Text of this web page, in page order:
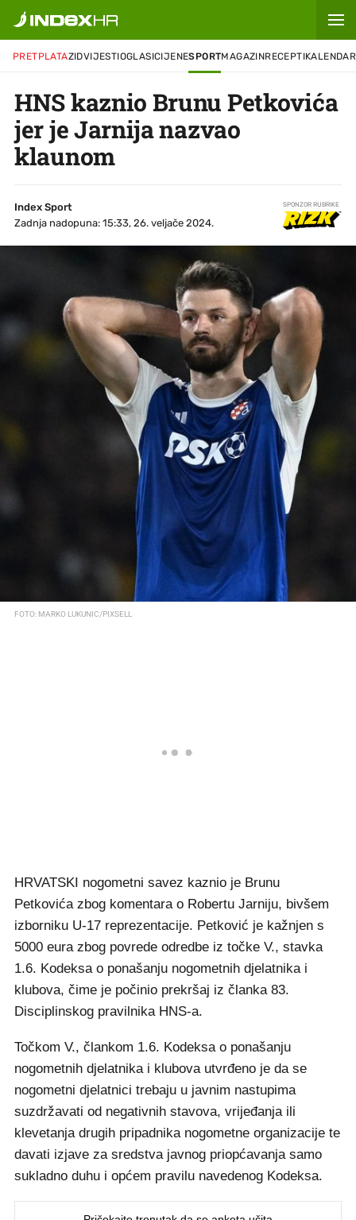
PRETPLATAZIDVIJESTIOGLASICIJENESPORTMAGAZINRECEPTIKALENDAR
HNS kaznio Brunu Petkovića
jer je Jarnija nazvao
klaunom
Index Sport
Zadnja nadopuna: 15:33, 26. veljače 2024.
SPONZOR RUBRIKE
FOTO: MARKO LUKUNIC/PIXSELL
HRVATSKI nogometni savez kaznio je Brunu
Petkovića zbog komentara o Robertu Jarniju, bivšem
izborniku U-17 reprezentacije. Petković je kažnjen s
5000 eura zbog povrede odredbe iz točke V., stavka
1.6. Kodeksa o ponašanju nogometnih djelatnika i
klubova, čime je počinio prekršaj iz članka 83.
Disciplinskog pravilnika HNS-a.
Točkom V., člankom 1.6. Kodeksa o ponašanju
nogometnih djelatnika i klubova utvrđeno je da se
nogometni djelatnici trebaju u javnim nastupima
suzdržavati od negativnih stavova, vrijeđanja ili
klevetanja drugih pripadnika nogometne organizacije te
davati izjave za sredstva javnog priopćavanja samo
sukladno duhu i općem pravilu navedenog Kodeksa.